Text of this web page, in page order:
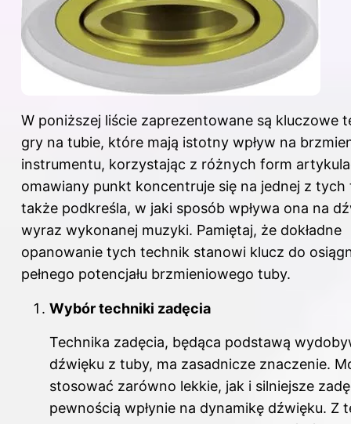
W poniższej liście zaprezentowane są kluczowe
gry na tubie, które mają istotny wpływ na
instrumentu, korzystając z różnych form
omawiany punkt koncentruje się na jednej z tych
także podkreśla, w jaki sposób wpływa ona na
wyraz wykonanej muzyki. Pamiętaj, że dokładne
opanowanie tych technik stanowi klucz do
pełnego potencjału brzmieniowego tuby.
Wybór techniki zadęcia
Technika zadęcia, będąca podstawą
dźwięku z tuby, ma zasadnicze znaczenie.
stosować zarówno lekkie, jak i silniejsze
pewnością wpłynie na dynamikę dźwięku. Z